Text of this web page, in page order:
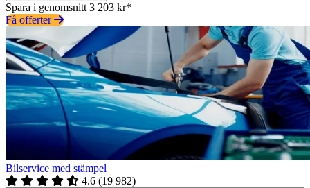
Spara i genomsnitt 3 203 kr*
Få offerter
Bilservice med stämpel
4.6 (19 982)